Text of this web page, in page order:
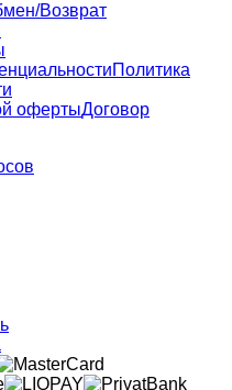
Возврат
Политика
Договор